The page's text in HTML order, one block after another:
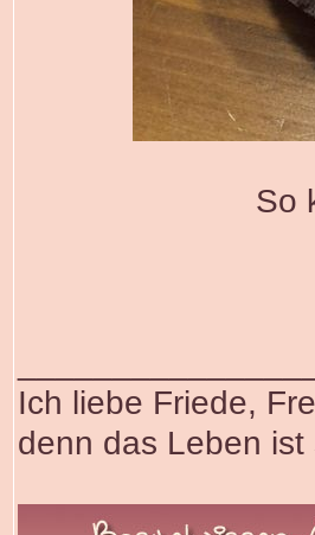
So
Ich liebe Friede,
denn das Leben